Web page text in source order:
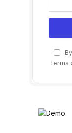
terms